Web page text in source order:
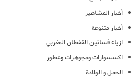
أخبار المشاهير
أخبار متنوعة
ازياء فساتين القفطان المغربي
اكسسوارات ومجوهرات وعطور
الحمل و الولادة